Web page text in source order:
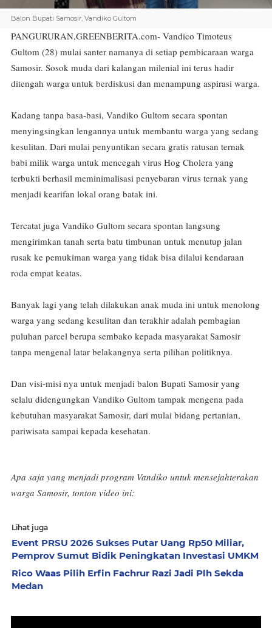
Balon Bupati Samosir, Vandiko Gultom
PANGURURAN,GREENBERITA.com- Vandico Timoteus
Gultom (28) mulai santer namanya di setiap pembicaraan warga
Samosir. Sosok muda dari kalangan milenial ini terus hadir
ditengah warga untuk berdiskusi dan menampung aspirasi warga.
Kadang tanpa basa-basi, Vandiko Gultom secara spontan
menyingsingkan lengannya untuk membantu warga yang sedang
kesulitan. Dari mulai penyuntikan secara gratis ratusan ternak
babi milik warga untuk mencegah virus Hog Cholera yang
terbukti berhasil meminimalisasi penyebaran virus ternak yang
menjadi kearifan lokal orang batak ini.
Tercatat juga Vandiko Gultom secara spontan langsung
mengirimkan tanah serta batu timbunan untuk menutup jalan
rusak ke pemukiman warga yang tidak bisa dilalui kendaraan
roda empat keatas.
Banyak lagi yang telah dilakukan anak muda ini untuk menolong
warga yang sedang kesulitan dan terakhir adalah pembagian
puluhan parcel berupa sembako kepada masyarakat Samosir
tanpa mengenal latar belakangnya serta pilihan politiknya.
Dan visi-misi nya untuk menjadi balon Bupati Samosir yang
selalu didengungkan Vandiko Gultom tampak mengena pada
kebutuhan masyarakat Samosir, dari mulai bidang pertanian,
pariwisata sampai kepada kesehatan.
Apa saja yang menjadi program Vandiko untuk mensejahterakan
warga Samosir, tonton video ini:
Lihat juga
Event PRSU 2026 Sukses Putar Uang Rp50 Miliar,
Pemprov Sumut Bidik Peningkatan Investasi UMKM
Rico Waas Pilih Erfin Fachrur Razi Jadi Plh Sekda
Medan